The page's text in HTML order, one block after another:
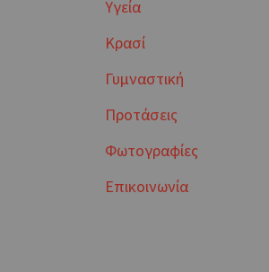
Υγεία
Κρασί
Γυμναστική
Προτάσεις
Φωτογραφίες
Επικοινωνία